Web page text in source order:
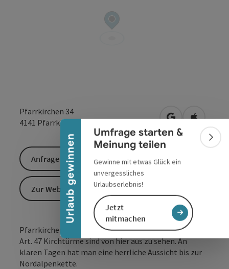
Urlaub gewinnen
Banner einklappen
Umfrage starten &
Meinung teilen
Gewinne mit etwas Glück ein
unvergessliches
Urlaubserlebnis!
Jetzt
mitmachen
Pfarrkirchen 34
4141 Pfarrkirchen im Mühlkreis in Googlein Apple
Pfarrkirchen ist ein Ort mit Weitblick der besonderen
Art. 47 Kirchtürme sind von hier aus zu sehen. An
klaren Tagen hat man eine herrliche Aussicht bis zur
Nordalpenkette.
Anfrage senden
Zur Website